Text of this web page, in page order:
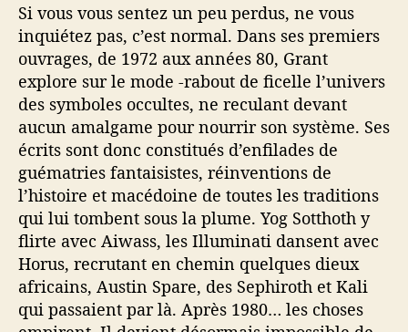
Si vous vous sentez un peu perdus, ne vous
inquiétez pas, c’est normal. Dans ses premiers
ouvrages, de 1972 aux années 80, Grant
explore sur le mode -rabout de ficelle l’univers
des symboles occultes, ne reculant devant
aucun amalgame pour nourrir son système. Ses
écrits sont donc constitués d’enfilades de
guématries fantaisistes, réinventions de
l’histoire et macédoine de toutes les traditions
qui lui tombent sous la plume. Yog Sotthoth y
flirte avec Aiwass, les Illuminati dansent avec
Horus, recrutant en chemin quelques dieux
africains, Austin Spare, des Sephiroth et Kali
qui passaient par là. Après 1980… les choses